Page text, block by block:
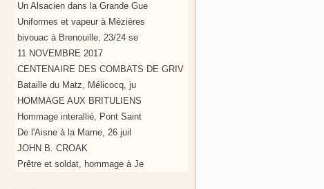
Un Alsacien dans la Grande Gue
Uniformes et vapeur à Mézières
bivouac à Brenouille, 23/24 se
11 NOVEMBRE 2017
CENTENAIRE DES COMBATS DE GRIV
Bataille du Matz, Mélicocq, ju
HOMMAGE AUX BRITULIENS
Hommage interallié, Pont Saint
De l'Aisne à la Marne, 26 juil
JOHN B. CROAK
Prêtre et soldat, hommage à Je